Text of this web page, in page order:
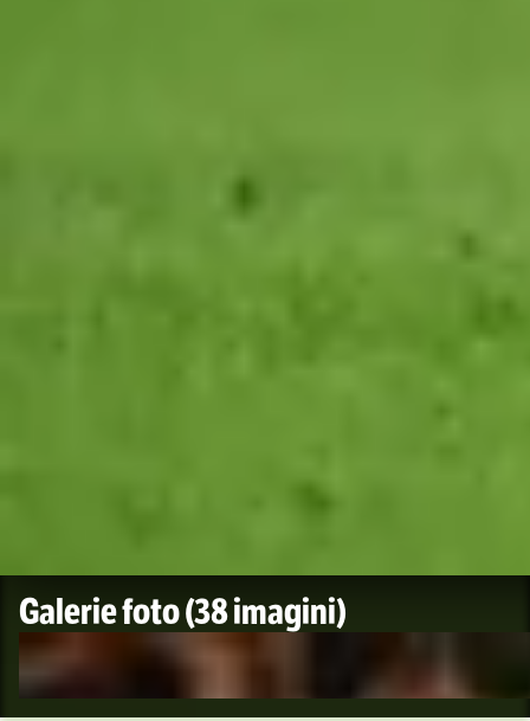
Galerie foto(38 imagini)